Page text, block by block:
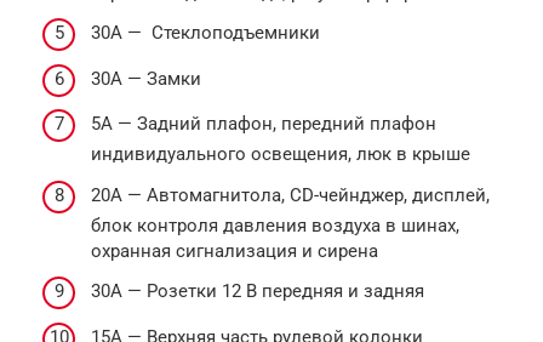
30А — Стеклоподъемники
30А — Замки
5А — Задний плафон, передний плафон
индивидуального освещения, люк в крыше
20А — Автомагнитола, CD-чейнджер, дисплей,
блок контроля давления воздуха в шинах,
охранная сигнализация и сирена
30А — Розетки 12 В передняя и задняя
15А — Верхняя часть рулевой колонки